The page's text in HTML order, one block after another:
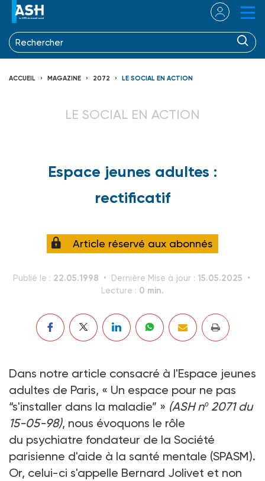
ACCUEIL MAGAZINE 2072 LE SOCIAL EN ACTION
LE SOCIAL EN ACTION
Espace jeunes adultes :
rectificatif
Article réservé aux abonnés
Publié le : 22.05.1998 Dernière Mise à jour : 15.05.2025
Lecture : 0 min.
Dans notre article consacré à l'Espace jeunes
adultes de Paris, « Un espace pour ne pas
“s'installer dans la maladie” » (ASH nº 2071 du
15-05-98), nous évoquons le rôle
du psychiatre fondateur de la Société
parisienne d'aide à la santé mentale (SPASM).
Or, celui-ci s'appelle Bernard Jolivet et non